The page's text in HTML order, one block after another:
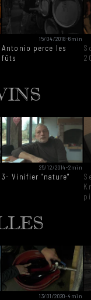
15/04/2018-6min
Antonio perce les
fûts
25/12/2014-2min
3- Vinifier "nature"
13/01/2020-4min